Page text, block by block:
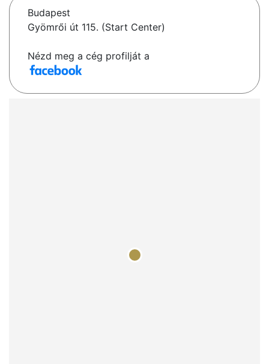
Budapest
Gyömrői út 115. (Start Center)
Nézd meg a cég profilját a